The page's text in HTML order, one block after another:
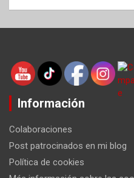
Información
Colaboraciones
Post patrocinados en mi blog
Política de cookies